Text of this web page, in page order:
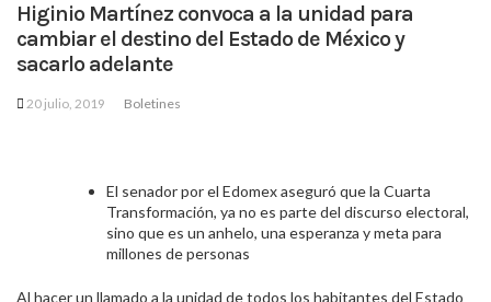
Higinio Martínez convoca a la unidad para
cambiar el destino del Estado de México y
sacarlo adelante
20 julio, 2019 Boletines
El senador por el Edomex aseguró que la Cuarta
Transformación, ya no es parte del discurso electoral,
sino que es un anhelo, una esperanza y meta para
millones de personas
Al hacer un llamado a la unidad de todos los habitantes del Estado